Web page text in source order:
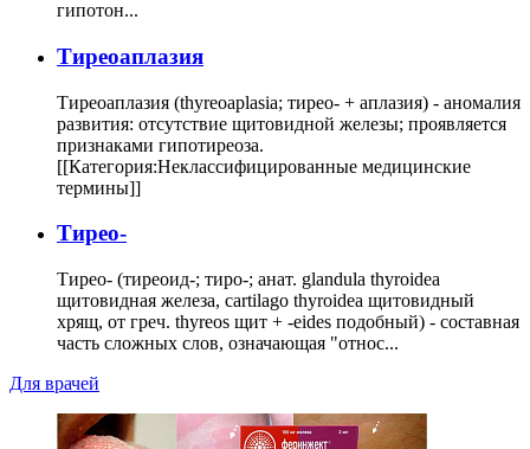
гипотон...
Тиреоаплазия
Тиреоаплазия (thyreoaplasia; тирео- + аплазия) - аномалия
развития: отсутствие щитовидной железы; проявляется
признаками гипотиреоза.
[[Категория:Неклассифицированные медицинские
термины]]
Тирео-
Тирео- (тиреоид-; тиро-; анат. glandula thyroidea
щитовидная железа, cartilago thyroidea щитовидный
хрящ, от греч. thyreos щит + -eides подобный) - составная
часть сложных слов, означающая "относ...
Для врачей